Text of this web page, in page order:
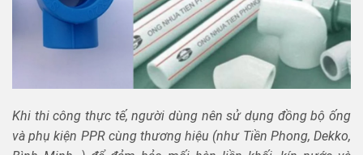
Khi thi công thực tế, người dùng nên sử dụng đồng bộ ống
và phụ kiện PPR cùng thương hiệu (như Tiền Phong, Dekko,